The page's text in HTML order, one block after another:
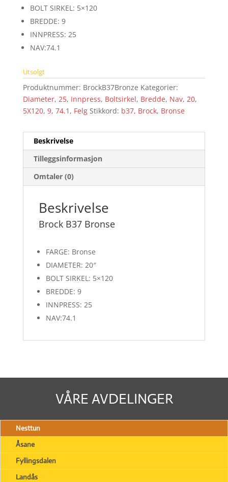
BOLT SIRKEL: 5×120
BREDDE: 9
INNPRESS: 25
NAV:74.1
Utsolgt
Produktnummer: BrockB37Bronze Kategorier:
Diameter, 25, Innpress, Boltsirkel, Bredde, Nav, 20,
5X120, 9, 74.1 , Felg Stikkord: b37, Brock, Bronse
Beskrivelse
Tilleggsinformasjon
Omtaler (0)
Beskrivelse
Brock B37 Bronse
FARGE: Bronse
DIAMETER: 20″
BOLT SIRKEL: 5×120
BREDDE: 9
INNPRESS: 25
NAV:74.1
VÅRE AVDELINGER
Nesttun
Åsane
Fyllingsdalen
Landås